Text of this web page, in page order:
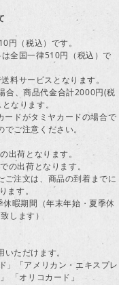
円（税込）です。
全国一律510円（税込）で
料サービスとなります。
合、商品代金合計2000円(税
なります。
ドがタミヤカードの場合で
ご注意ください。
出荷となります。
の出荷となります。
ご注文は、商品の到着までに
ます。
暇期間（年末年始・夏季休
します）
ただけます。
」「アメリカン・エキスプレ
「オリコカード」